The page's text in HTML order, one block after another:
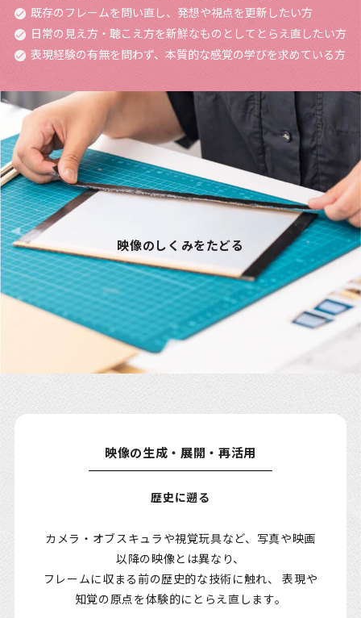
既存のフレームを問い直し、発想や視点を更新したい方
日常の見え方・聴こえ方を新鮮なものとしてとらえ直したい方
表現経験の有無を問わず、本質的な感覚の学びを求めている方
映像のしくみをたどる
映像の生成・展開・再活用
歴史に遡る
カメラ・オブスキュラや視覚玩具など、写真や映画
以降の映像とは異なり、
フレームに収まる前の歴史的な技術に触れ、 表現や
知覚の原点を体験的にとらえ直します。